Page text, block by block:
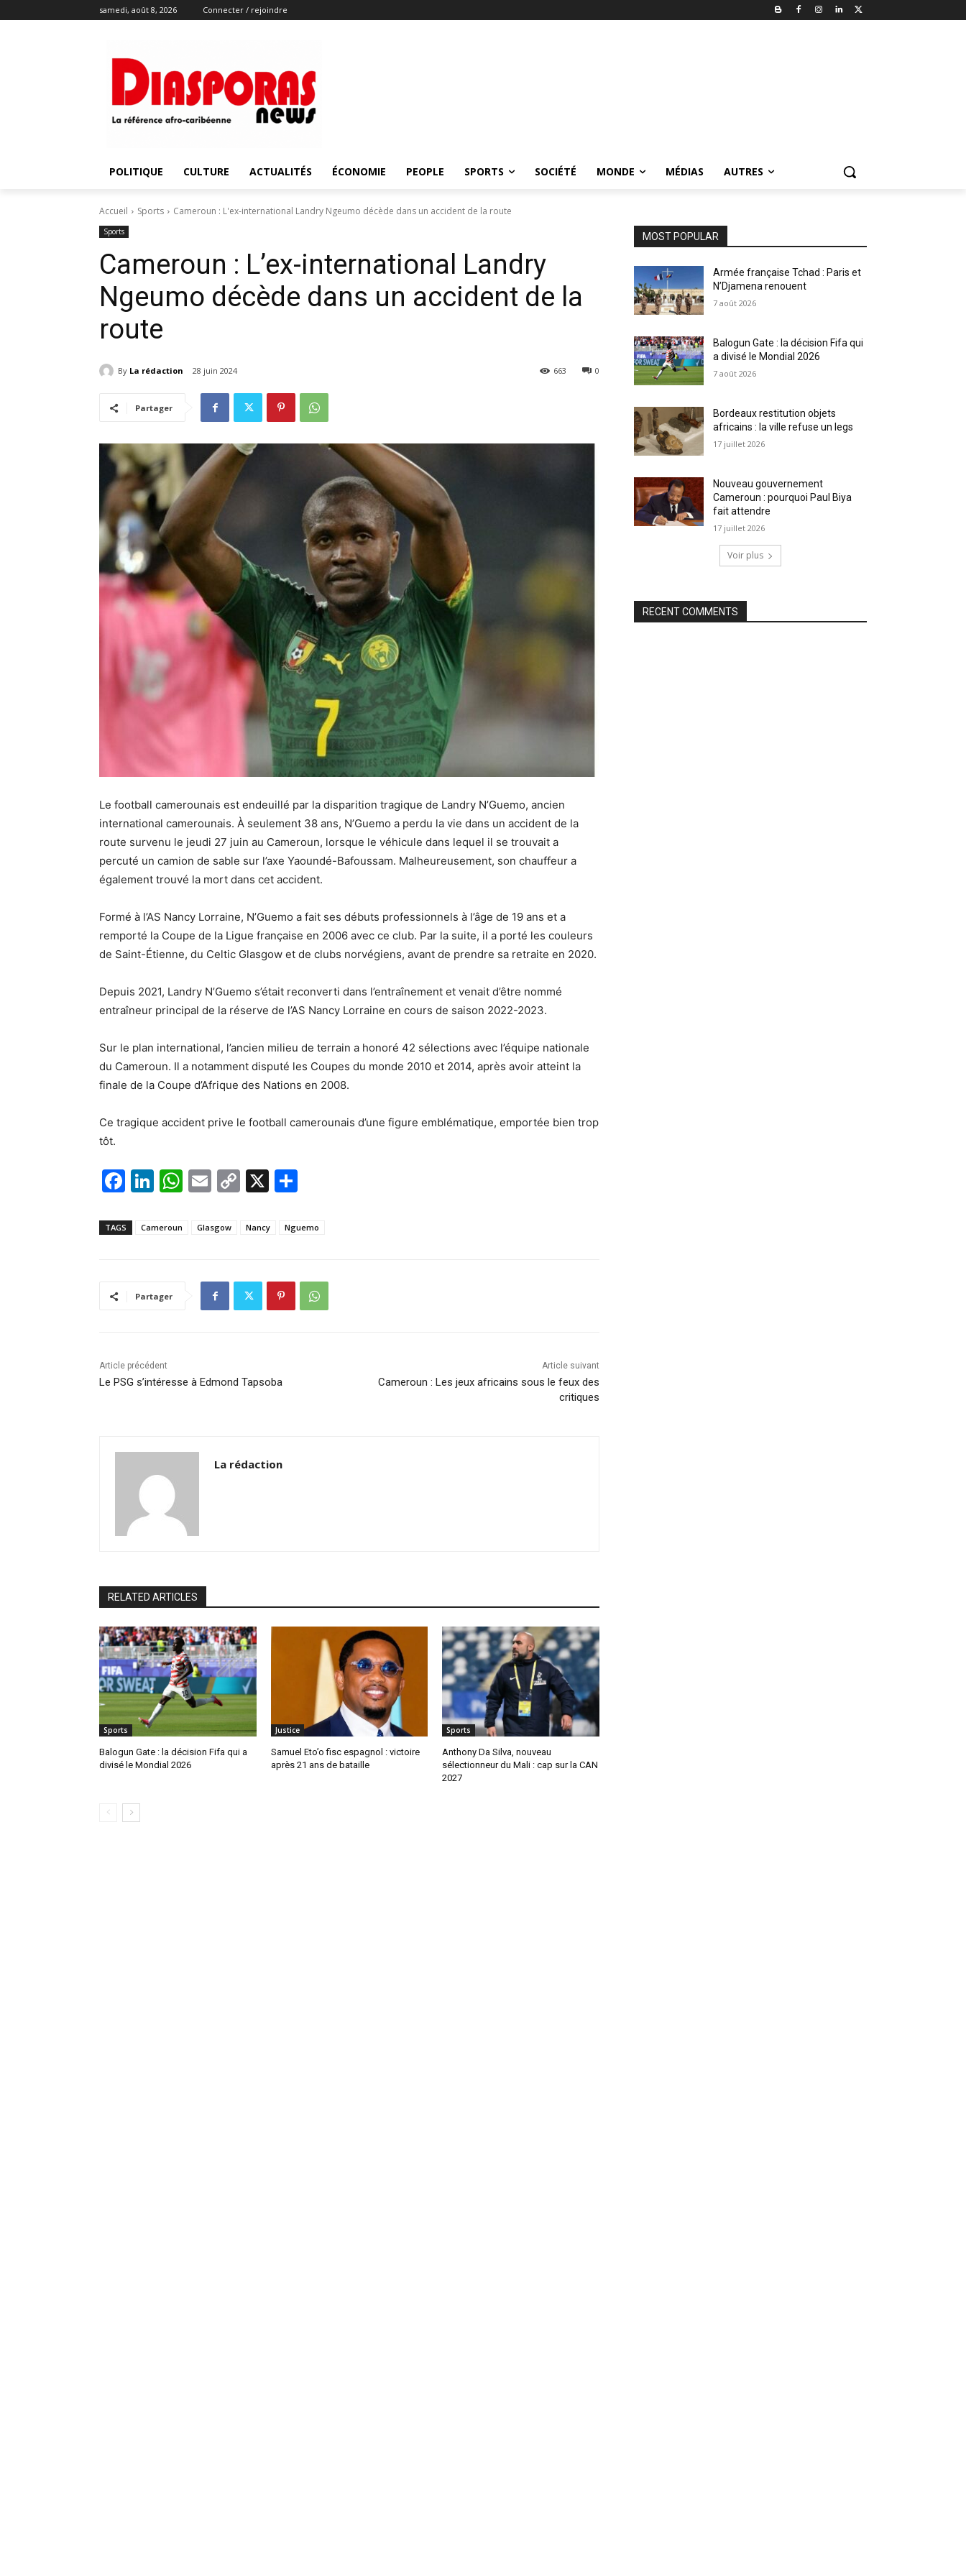
samedi, août 8, 2026 Connecter / rejoindre
POLITIQUE CULTURE ACTUALITÉS ÉCONOMIE PEOPLE SPORTS SOCIÉTÉ MONDE MÉDIAS AUTRES
Accueil Sports Cameroun : L'ex-international Landry Ngeumo décède dans un accident de la route
Sports
Cameroun : L’ex-international Landry
Ngeumo décède dans un accident de la
route
By La rédaction 28 juin 2024 0
663
Partager
Le football camerounais est endeuillé par la disparition tragique de Landry N’Guemo, ancien
international camerounais. À seulement 38 ans, N’Guemo a perdu la vie dans un accident de la
route survenu le jeudi 27 juin au Cameroun, lorsque le véhicule dans lequel il se trouvait a
percuté un camion de sable sur l’axe Yaoundé-Bafoussam. Malheureusement, son chauffeur a
également trouvé la mort dans cet accident.
Formé à l’AS Nancy Lorraine, N’Guemo a fait ses débuts professionnels à l’âge de 19 ans et a
remporté la Coupe de la Ligue française en 2006 avec ce club. Par la suite, il a porté les couleurs
de Saint-Étienne, du Celtic Glasgow et de clubs norvégiens, avant de prendre sa retraite en 2020.
Depuis 2021, Landry N’Guemo s’était reconverti dans l’entraînement et venait d’être nommé
entraîneur principal de la réserve de l’AS Nancy Lorraine en cours de saison 2022-2023.
Sur le plan international, l’ancien milieu de terrain a honoré 42 sélections avec l’équipe nationale
du Cameroun. Il a notamment disputé les Coupes du monde 2010 et 2014, après avoir atteint la
finale de la Coupe d’Afrique des Nations en 2008.
Ce tragique accident prive le football camerounais d’une figure emblématique, emportée bien trop
tôt.
F
c
o
Li
k
n
W
at
E
ai
C
p
n
k
X
ta
TAGS Cameroun Glasgow Nancy Nguemo
Partager
Article précédent
Le PSG s’intéresse à Edmond Tapsoba
Article suivant
Cameroun : Les jeux africains sous le feux des
critiques
La rédaction
RELATED ARTICLES
Sports
Balogun Gate : la décision Fifa qui a
divisé le Mondial 2026
Justice
Samuel Eto’o fisc espagnol : victoire
après 21 ans de bataille
Sports
Anthony Da Silva, nouveau
sélectionneur du Mali : cap sur la CAN
2027
MOST POPULAR
Armée française Tchad : Paris et
N’Djamena renouent
7 août 2026
Balogun Gate : la décision Fifa qui
a divisé le Mondial 2026
7 août 2026
Bordeaux restitution objets
africains : la ville refuse un legs
17 juillet 2026
Nouveau gouvernement
Cameroun : pourquoi Paul Biya
fait attendre
17 juillet 2026
Voir plus
RECENT COMMENTS